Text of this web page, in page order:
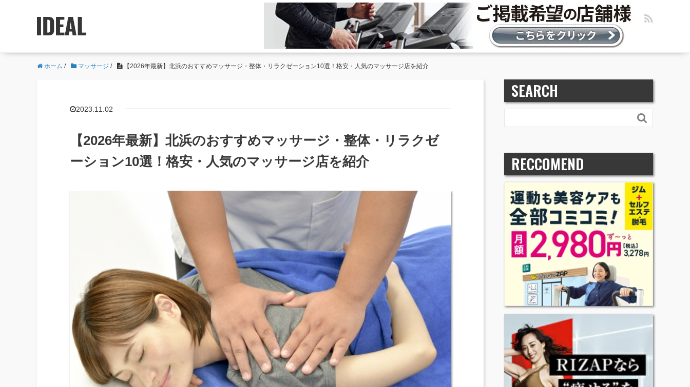
ホーム / マッサージ / 【2026年最新】北浜のおすすめマッサージ・整体・リラクゼーション10選！格安・人気のマッサージ店を紹介
2023.11.02
【2026年最新】北浜のおすすめマッサージ・整体・リラクゼ
ーション10選！格安・人気のマッサージ店を紹介
SEARCH

RECCOMEND